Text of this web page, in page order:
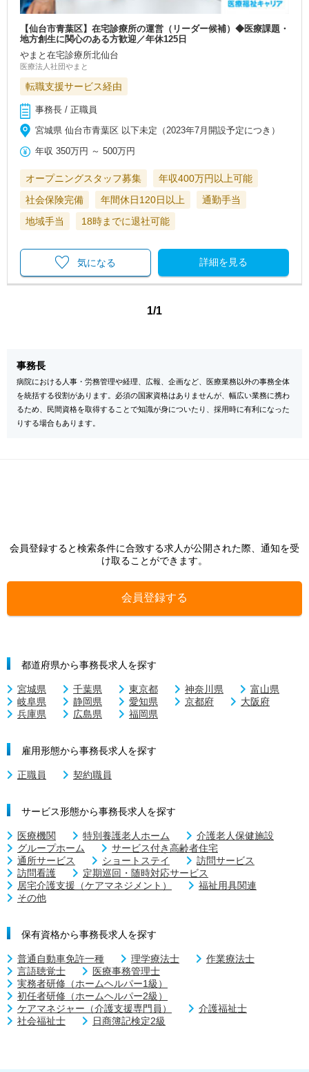
【仙台市青葉区】在宅診療所の運営（リーダー候補）◆医療課題・
地方創生に関心のある方歓迎／年休125日
やまと在宅診療所北仙台
医療法人社団やまと
転職支援サービス経由
事務長 / 正職員
宮城県 仙台市青葉区 以下未定（2023年7月開設予定につき）
年収 350万円 ～500万円
オープニングスタッフ募集
年収400万円以上可能
社会保険完備
年間休日120日以上
通勤手当
地域手当
18時までに退社可能
詳細を見る
気になる
1/1
事務長
病院における人事・労務管理や経理、広報、企画など、医療業務以外の事務全体
を統括する役割があります。必須の国家資格はありませんが、幅広い業務に携わ
るため、民間資格を取得することで知識が身についたり、採用時に有利になった
りする場合もあります。
会員登録すると検索条件に合致する求人が公開された際、通知を受
け取ることができます。
会員登録する
都道府県から事務長求人を探す
宮城県 千葉県 東京都 神奈川県
富山県
岐阜県
静岡県 愛知県 京都府
大阪府
兵庫県
広島県 福岡県
雇用形態から事務長求人を探す
正職員 契約職員
サービス形態から事務長求人を探す
医療機関 特別養護老人ホーム
介護老人保健施設
グループホーム
サービス付き高齢者住宅
通所サービス
ショートステイ
訪問サービス
訪問看護
定期巡回・随時対応サービス
居宅介護支援（ケアマネジメント）
福祉用具関連
その他
保有資格から事務長求人を探す
普通自動車免許一種 理学療法士
作業療法士
言語聴覚士
医療事務管理士
実務者研修（ホームヘルパー1級）
初任者研修（ホームヘルパー2級）
ケアマネジャー（介護支援専門員）
介護福祉士
社会福祉士
日商簿記検定2級